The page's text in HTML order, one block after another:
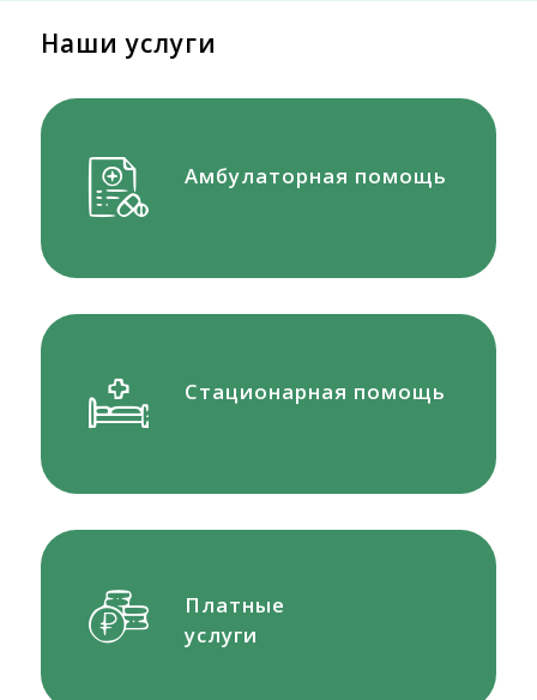
Наши услуги
Амбулаторная помощь
Стационарная помощь
Платные
услуги